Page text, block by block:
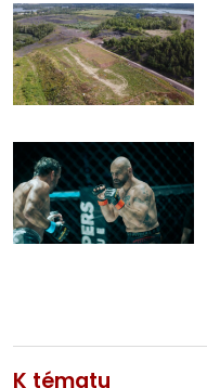
K tématu